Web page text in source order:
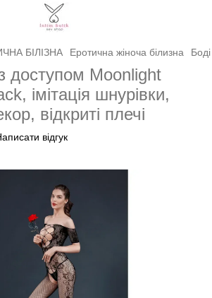
БІЛІЗНА Еротична жіноча білизна Боді
з доступом Moonlight
імітація шнурівки,
відкриті плечі
відгук